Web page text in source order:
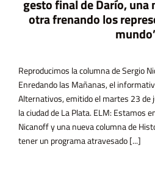
gesto final de Darío, una
otra frenando los
Reproducimos la columna de Sergio
Enredando las Mañanas, el
Alternativos, emitido el martes 23 de
la ciudad de La Plata. ELM: Estamos
Nicanoff y una nueva columna de
tener un programa atravesado [...]